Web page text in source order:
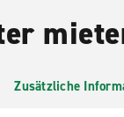
Zusätzliche